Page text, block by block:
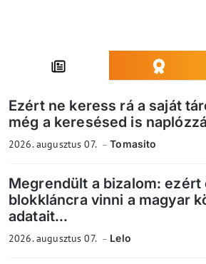
Ezért ne keress rá a saját
még a keresésed is
2026. augusztus 07. Tomasito
Megrendült a bizalom: ezért
blokkláncra vinni a magyar
adatait...
2026. augusztus 07. Lelo